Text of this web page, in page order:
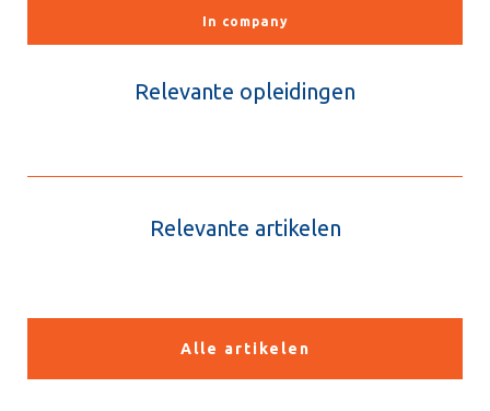
In company
Relevante opleidingen
Relevante artikelen
Alle artikelen